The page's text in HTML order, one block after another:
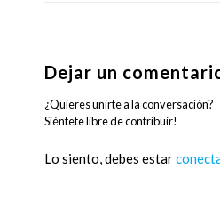
Dejar un
¿Quieres unirte a la conversación?
Siéntete libre de contribuir!
Lo siento, debes estar